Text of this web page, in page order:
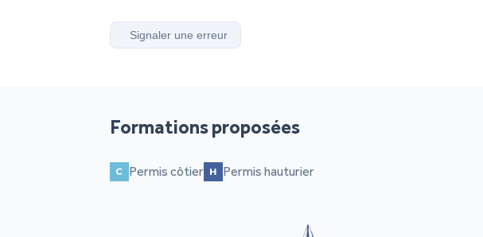
Signaler une erreur
Formations proposées
Permis côtier Permis hauturier